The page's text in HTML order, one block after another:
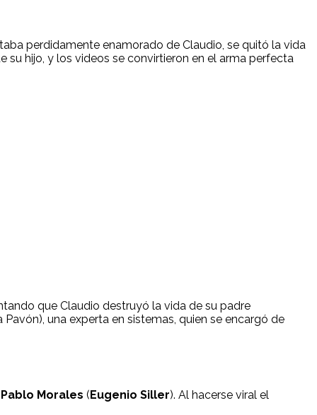
perdidamente enamorado de Claudio, se quitó la vida
su hijo, y los videos se convirtieron en el arma perfecta
que Claudio destruyó la vida de su padre
Pavón), una experta en sistemas, quien se encargó de
Morales (Eugenio Siller). Al hacerse viral el